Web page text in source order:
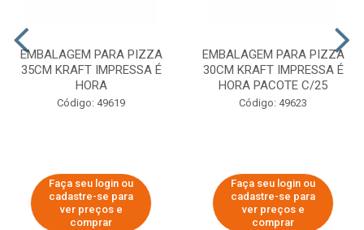
EMBALAGEM PARA PIZZA
35CM KRAFT IMPRESSA É
HORA
Código: 49619
Faça seu login ou
cadastre-se para
ver preços e
comprar
EMBALAGEM PARA PIZZA
30CM KRAFT IMPRESSA É
HORA PACOTE C/25
Código: 49623
Faça seu login ou
cadastre-se para
ver preços e
comprar